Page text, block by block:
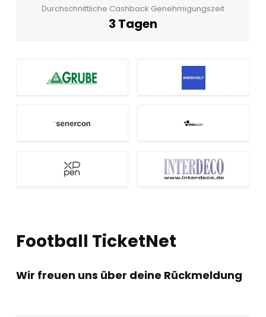
Durchschnittliche Cashback Genehmigungszeit
3 Tagen
Football TicketNet
Wir freuen uns über deine Rückmeldung